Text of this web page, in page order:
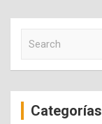
c
Categorías